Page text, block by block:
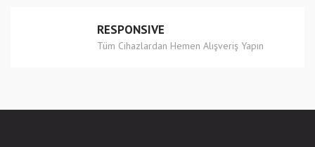
RESPONSIVE
Tüm Cihazlardan Hemen Alışveriş Yapın